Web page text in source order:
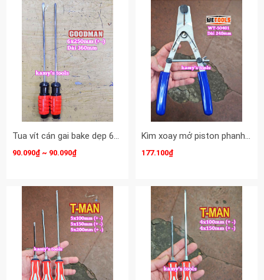
Tua vít cán gai bake dẹp 6mm PH2 dài 250mm 6x250mm PH2x250mm Goodman 91610PH 91610STM
90.090₫ ~ 90.090₫
Kìm xoay mở piston phanh thắng đĩa heo dầu xe máy Wetools WT-50401 dài 240mm
177.100₫